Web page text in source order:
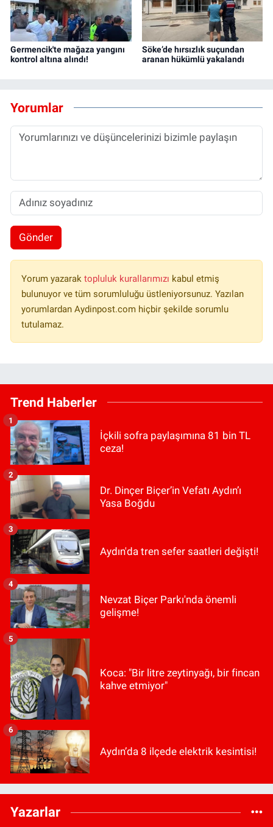
Germencik'te mağaza yangını
kontrol altına alındı!
Söke’de hırsızlık suçundan
aranan hükümlü yakalandı
Yorumlar
Gönder
Yorum yazarak topluluk kurallarımızı kabul etmiş
bulunuyor ve tüm sorumluluğu üstleniyorsunuz. Yazılan
yorumlardan Aydinpost.com hiçbir şekilde sorumlu
tutulamaz.
Trend Haberler
İçkili sofra paylaşımına 81 bin TL
ceza!
1
Dr. Dinçer Biçer’in Vefatı Aydın’ı
Yasa Boğdu
2
Aydın'da tren sefer saatleri değişti!
3
Nevzat Biçer Parkı'nda önemli
gelişme!
4
Koca: "Bir litre zeytinyağı, bir fincan
kahve etmiyor"
5
Aydın’da 8 ilçede elektrik kesintisi!
6
Yazarlar